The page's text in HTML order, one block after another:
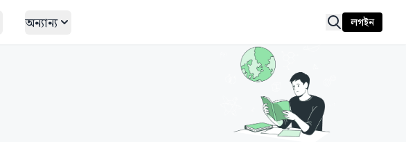
অন্যান্য লগইন